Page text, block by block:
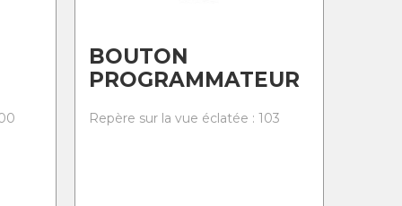
BOUTON
PROGRAMMATEUR
Repère sur la vue éclatée : 103